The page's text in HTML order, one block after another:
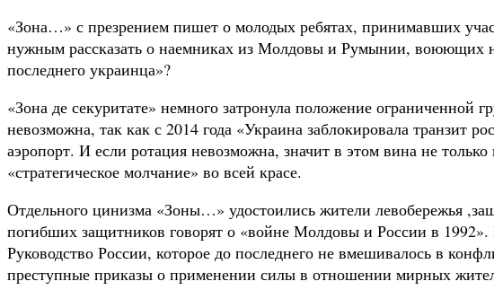
«Зона…» с презрением пишет о молодых ребятах, принимавших
нужным рассказать о наемниках из Молдовы и Румынии, воюющих
последнего украинца»?
«Зона де секуритате» немного затронула положение
невозможна, так как с 2014 года «Украина заблокировала транзит
аэропорт. И если ротация невозможна, значит в этом вина не
«стратегическое молчание» во всей красе.
Отдельного цинизма «Зоны…» удостоились жители левобережья
погибших защитников говорят о «войне Молдовы и России в
Руководство России, которое до последнего не вмешивалось в
преступные приказы о применении силы в отношении мирных